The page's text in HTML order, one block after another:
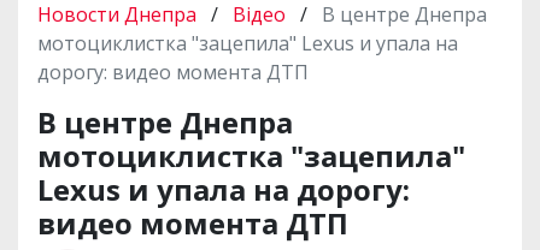
Новости Днепра / Відео / В центре Днепра
мотоциклистка "зацепила" Lexus и упала на
дорогу: видео момента ДТП
В центре Днепра
мотоциклистка "зацепила"
Lexus и упала на дорогу:
видео момента ДТП